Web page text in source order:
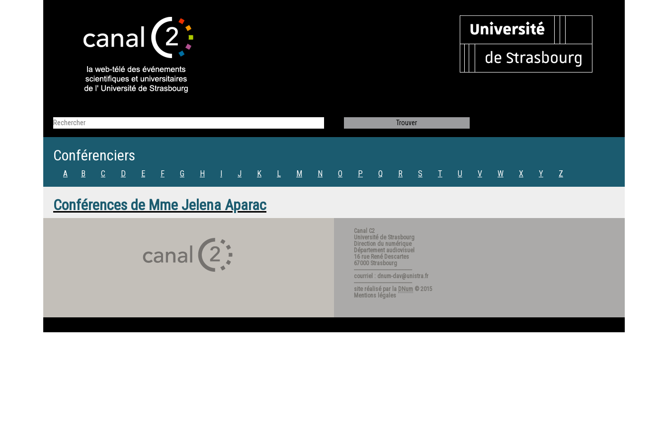
Conférenciers
A B C D E F G H I J K L M N O P Q R S T U V W X Y Z
Conférences de Mme Jelena Aparac
Canal C2
Université de Strasbourg
Direction du numérique
Département audiovisuel
16 rue René Descartes
67000 Strasbourg
---------------------------------------
courriel : dnum-dav@unistra.fr
---------------------------------------
site réalisé par la DNum © 2015
Mentions légales